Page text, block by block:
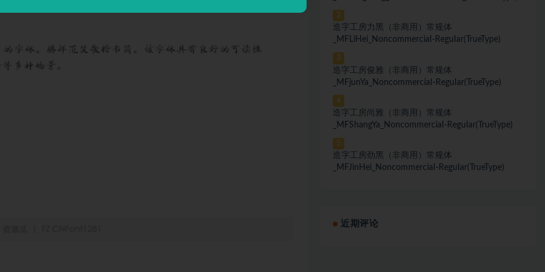
2
造字工房力黑（非商用）常规体
_MFLiHei_NoncommerciaI-ReguIar(TrueType)
3
造字工房俊雅（非商用）常规体
_MFjunYa_NoncommerciaI-ReguIar(TrueType)
4
造字工房尚雅（非商用）常规体
_MFShangYa_NoncommerciaI-ReguIar(TrueType)
5
造字工房劲黑（非商用）常规体
_MFJinHei_NoncommerciaI-ReguIar(TrueType)
近期评论